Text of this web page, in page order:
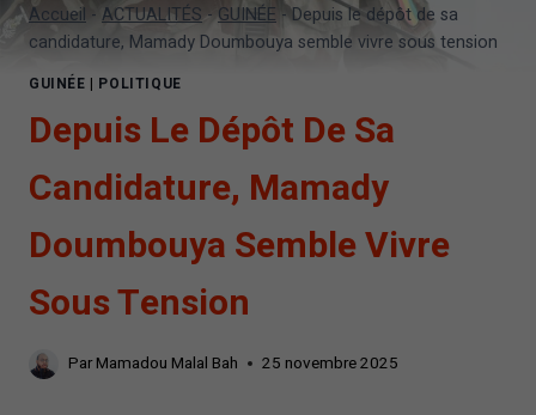
Accueil - ACTUALITÉS-GUINÉE -Depuis le dépôt de sa
candidature, Mamady Doumbouya semble vivre sous tension
GUINÉE | POLITIQUE
Depuis Le Dépôt De Sa
Candidature, Mamady
Doumbouya Semble Vivre
Sous Tension
Par Mamadou Malal Bah 25 novembre 2025